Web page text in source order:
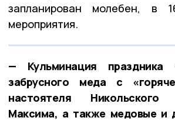
запланирован молебен, в
мероприятия.
— Кульминация праздника
забрусного меда с
настоятеля
Максима, а также медовые и